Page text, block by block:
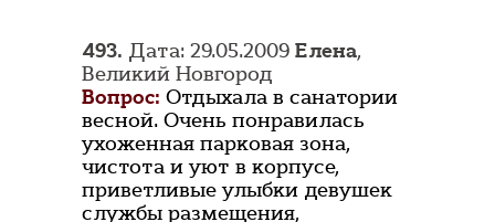
493. Дата: 29.05.2009 Елена,
Великий Новгород
Вопрос: Отдыхала в санатории
весной. Очень понравилась
ухоженная парковая зона,
чистота и уют в корпусе,
приветливые улыбки девушек
службы размещения,